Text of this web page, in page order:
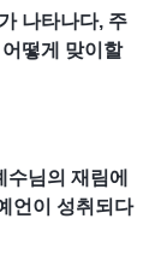
으로 나타남ㆍ
다
있는 사람은
어떠했는가
이 어떻게 역
나타나다, 주
떻게 맞이할
님의 재림에
언이 성취되다